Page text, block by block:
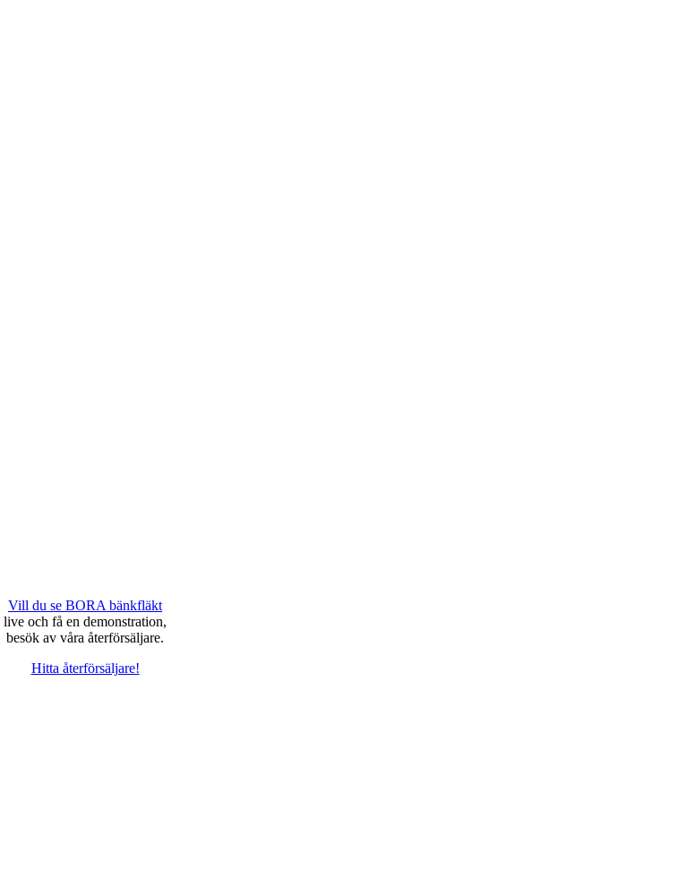
Vill du se BORA bänkfläkt
live och få en demonstration,
besök av våra återförsäljare.
Hitta återförsäljare!